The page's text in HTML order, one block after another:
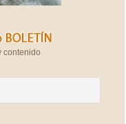
contenido